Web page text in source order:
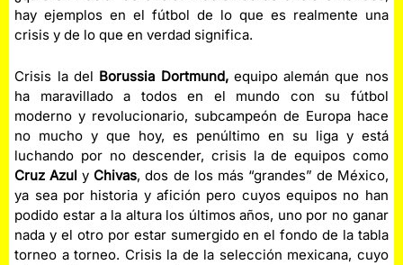
hay ejemplos en el fútbol de lo que es realmente una
crisis y de lo que en verdad significa.
Crisis la del Borussia Dortmund,equipo alemán que nos
ha maravillado a todos en el mundo con su fútbol
moderno y revolucionario, subcampeón de Europa hace
no mucho y que hoy, es penúltimo en su liga y está
luchando por no descender, crisis la de equipos como
Cruz Azul y Chivas, dos de los más “grandes” de México,
ya sea por historia y afición pero cuyos equipos no han
podido estar a la altura los últimos años, uno por no ganar
nada y el otro por estar sumergido en el fondo de la tabla
torneo a torneo. Crisis la de la selección mexicana, cuyo